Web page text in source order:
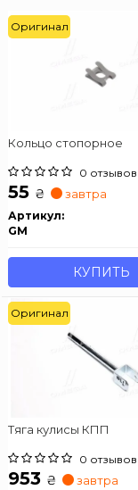
Кольцо стопорное
0 отзывов
55 ₴ завтра
Артикул:
GM
КУПИТЬ
Оригинал
Тяга кулисы КПП
0 отзывов
953 ₴ завтра
Оригинал